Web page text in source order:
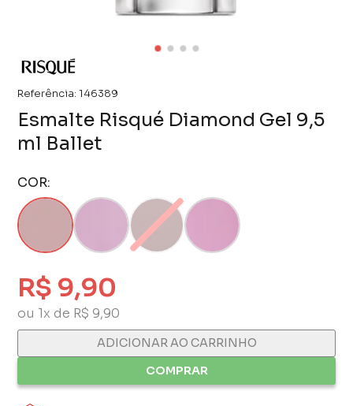
Referência: 146389
Esmalte Risqué Diamond Gel 9,5
ml Ballet
COR:
R$ 9,90
ou 1x de R$ 9,90
ADICIONAR AO CARRINHO
COMPRAR